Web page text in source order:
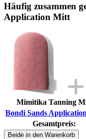
Häufig zusammen
Application Mitt
Mimitika Tanning
Bondi Sands
Gesamtpreis:
Beide in den Warenkorb